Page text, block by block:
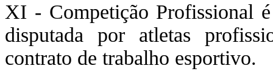
XI - Competição Profissional
disputada por atletas
contrato de trabalho esportivo.